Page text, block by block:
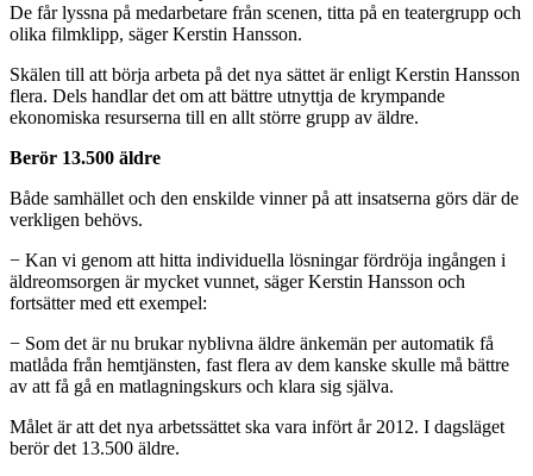
De får lyssna på medarbetare från scenen, titta på en teatergrupp och
olika filmklipp, säger Kerstin Hansson.
Skälen till att börja arbeta på det nya sättet är enligt Kerstin Hansson
flera. Dels handlar det om att bättre utnyttja de krympande
ekonomiska resurserna till en allt större grupp av äldre.
Berör 13.500 äldre
Både samhället och den enskilde vinner på att insatserna görs där de
verkligen behövs.
− Kan vi genom att hitta individuella lösningar fördröja ingången i
äldreomsorgen är mycket vunnet, säger Kerstin Hansson och
fortsätter med ett exempel:
− Som det är nu brukar nyblivna äldre änkemän per automatik få
matlåda från hemtjänsten, fast flera av dem kanske skulle må bättre
av att få gå en matlagningskurs och klara sig själva.
Målet är att det nya arbetssättet ska vara infört år 2012. I dagsläget
berör det 13.500 äldre.